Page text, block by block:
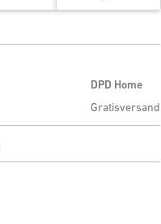
DPD Home
Gratisversand